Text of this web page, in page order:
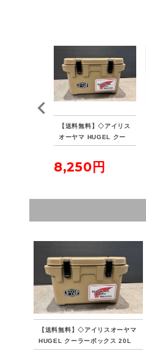
【送料無料】◇アイリス
オーヤマ HUGEL クー
ラーボックス 20L
8,250円
【送料無料】◇アイリスオーヤマ
HUGEL クーラーボックス 20L